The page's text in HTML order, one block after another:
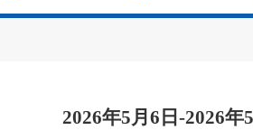
2026年5月6日-2026